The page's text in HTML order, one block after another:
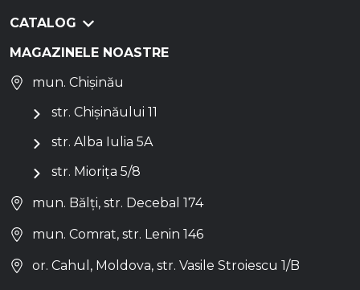
CATALOG
MAGAZINELE NOASTRE
mun. Chișinău
str. Chișinăului 11
str. Alba Iulia 5A
str. Miorița 5/8
mun. Bălți, str. Decebal 174
mun. Comrat, str. Lenin 146
or. Cahul, Moldova, str. Vasile Stroiescu 1/B